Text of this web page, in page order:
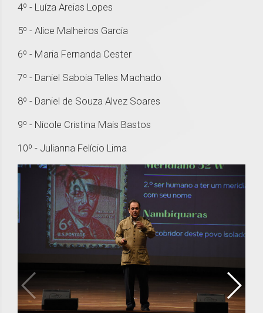
4º - Luíza Areias Lopes
5º - Alice Malheiros Garcia
6º - Maria Fernanda Cester
7º - Daniel Saboia Telles Machado
8º - Daniel de Souza Alvez Soares
9º - Nicole Cristina Mais Bastos
10º - Julianna Felício Lima